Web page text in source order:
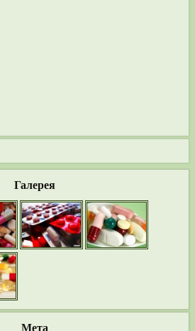
Галерея
Мета